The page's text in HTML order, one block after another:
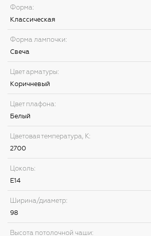
Форма:
Классическая
Форма лампочки:
Свеча
Цвет арматуры:
Коричневый
Цвет плафона:
Белый
Цветовая температура, К:
2700
Цоколь:
E14
Ширина/диаметр:
98
Высота потолочной чаши: